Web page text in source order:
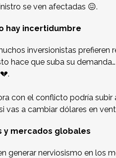
se ven afectadas 😖.
hay incertidumbre
inversionistas prefieren
hace que suba su
con el conflicto podría
vas a cambiar dólares en
y mercados globales
generar nerviosismo en los